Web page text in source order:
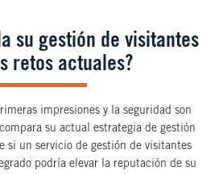
su gestión de visitantes
retos actuales?
impresiones y la seguridad son
su actual estrategia de gestión
si un servicio de gestión de visitantes
podría elevar la reputación de su